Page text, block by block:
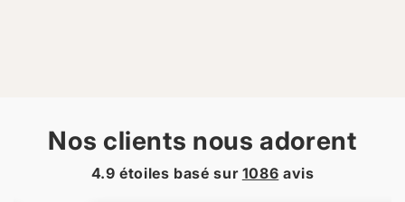
Nos clients nous adorent
4.9 étoiles basé sur 1086 avis